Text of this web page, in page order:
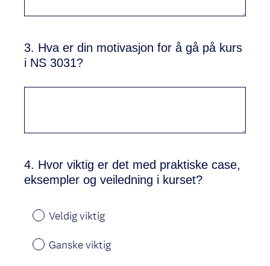
Question
Title
3. Hva er din motivasjon for å gå på kurs
i NS 3031?
Question
Title
4. Hvor viktig er det med praktiske case,
eksempler og veiledning i kurset?
Veldig viktig
Ganske viktig